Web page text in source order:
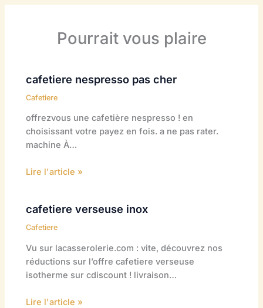
Pourrait vous plaire
cafetiere nespresso pas cher
Cafetiere
offrezvous une cafetière nespresso ! en
choisissant votre payez en fois. a ne pas rater.
machine À…
Lire l'article »
cafetiere verseuse inox
Cafetiere
Vu sur lacasserolerie.com : vite, découvrez nos
réductions sur l’offre cafetiere verseuse
isotherme sur cdiscount ! livraison…
Lire l'article »